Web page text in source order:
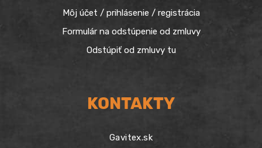
Môj účet / prihlásenie / registrácia
Formulár na odstúpenie od zmluvy
Odstúpiť od zmluvy tu
KONTAKTY
Gavitex.sk